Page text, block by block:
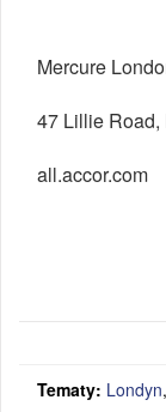
Mercure
47 Lillie
all.accor.com
Tematy: Londyn,